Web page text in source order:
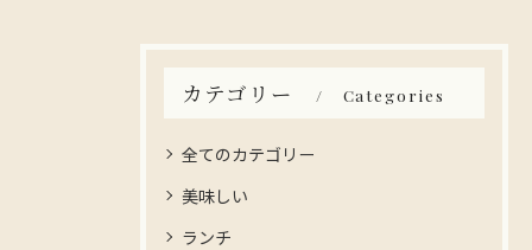
カテゴリー Categories
全てのカテゴリー
美味しい
ランチ